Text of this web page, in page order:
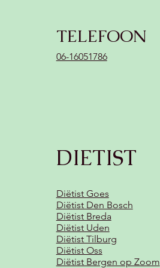
TELEFOON
06-16051786
DIETIST
Diëtist Goes
Diëtist Den Bosch
Diëtist Breda
Diëtist Uden
Diëtist Tilburg
Diëtist Oss
Diëtist Bergen op Zoom